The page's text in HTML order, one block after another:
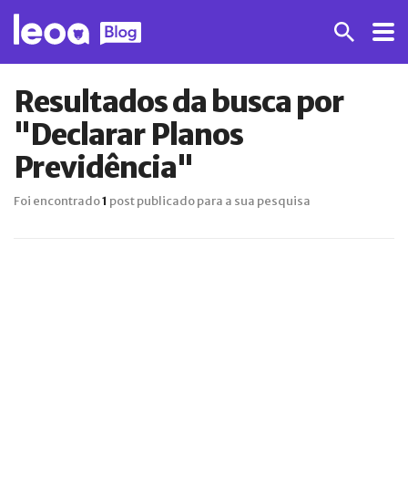
Resultados da busca por
"Declarar Planos
Previdência"
Foi encontrado1 post publicado para a sua pesquisa